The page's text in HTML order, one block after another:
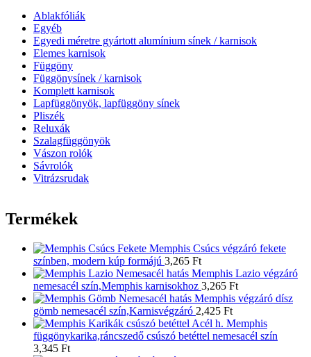
Ablakfóliák
Egyéb
Egyedi méretre gyártott alumínium sínek / karnisok
Elemes karnisok
Függöny
Függönysínek / karnisok
Komplett karnisok
Lapfüggönyök, lapfüggöny sínek
Pliszék
Reluxák
Szalagfüggönyök
Vászon rolók
Sávrolók
Vitrázsrudak
Termékek
Memphis Csúcs végzáró fekete
színben, modern kúp formájú 3,265 Ft
Memphis Lazio végzáró
nemesacél szín,Memphis karnisokhoz 3,265 Ft
Memphis végzáró dísz
gömb nemesacél szín,Karnisvégzáró 2,425 Ft
Memphis
függönykarika,ráncszedő csúszó betéttel nemesacél szín
3,345 Ft